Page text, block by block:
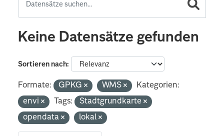
Keine Datensätze gefunden
Sortieren nach
Formate: GPKG WMS
Kategorien:
envi
Tags:
Stadtgrundkarte
opendata
lokal